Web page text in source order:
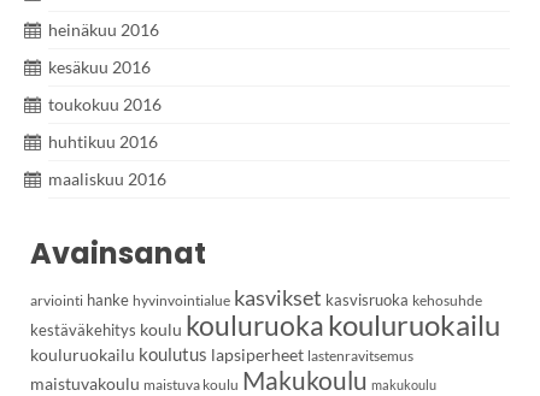
heinäkuu 2016
kesäkuu 2016
toukokuu 2016
huhtikuu 2016
maaliskuu 2016
Avainsanat
arviointi hanke hyvinvointialue kasvikset kasvisruoka kehosuhde
kestäväkehitys koulu kouluruokakouluruokailu
kouluruokailu koulutus lapsiperheet lastenravitsemus
maistuvakoulu maistuva koulu Makukoulu makukoulu